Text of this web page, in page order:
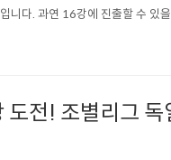
니다. 과연 16강에 진출할 수 있
전! 조별리그 독